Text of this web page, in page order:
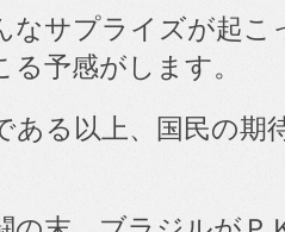
なサプライズが起
予感がします。
ある以上、国民の期